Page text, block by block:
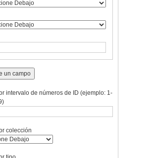
un campo
intervalo de números de ID (ejemplo: 1-
colección